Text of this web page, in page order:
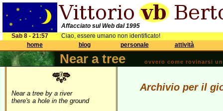
Affacciato sul Web dal 1995
Sab 8 - 21:57
Ciao, essere umano non identificato!
home
blog personale attività
Near a tree ovvero come rovinarsi
Near a tree by a river
there's a hole in the ground
Archivio per il